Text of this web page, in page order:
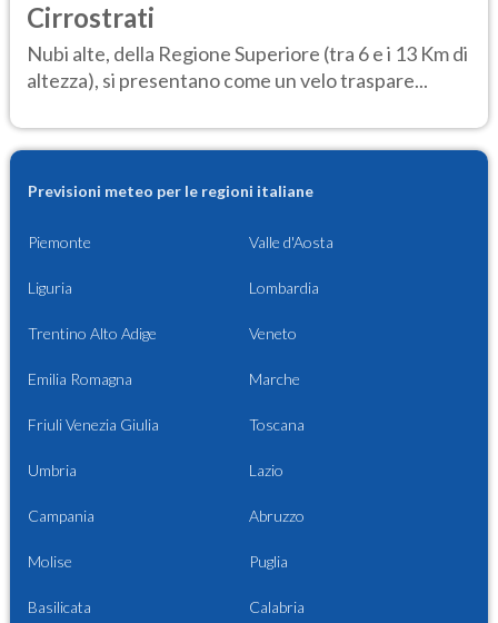
Cirrostrati
Nubi alte, della Regione Superiore (tra 6 e i 13 Km di
altezza), si presentano come un velo traspare...
Previsioni meteo per le regioni italiane
Piemonte Valle d'Aosta
Liguria Lombardia
Trentino Alto Adige Veneto
Emilia Romagna Marche
Friuli Venezia Giulia Toscana
Umbria Lazio
Campania Abruzzo
Molise Puglia
Basilicata Calabria